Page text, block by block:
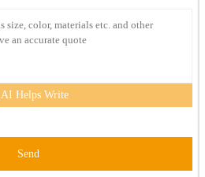
AI Helps Write
Send